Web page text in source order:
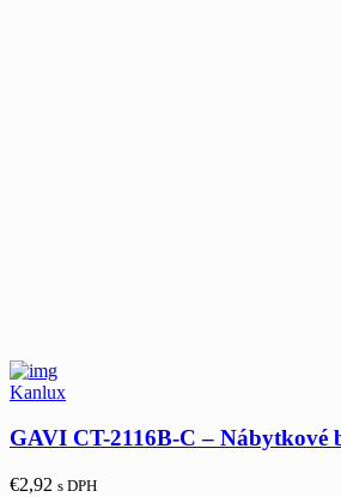
Kanlux
GAVI CT-2116B-C – Nábytkové
€2,92 s DPH